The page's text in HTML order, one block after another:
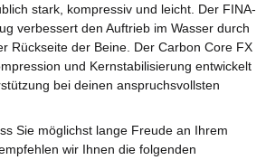
stark, kompressiv und leicht. Der FINA-
verbessert den Auftrieb im Wasser durch
Rückseite der Beine. Der Carbon Core FX
und Kernstabilisierung entwickelt
bei deinen anspruchsvollsten
Sie möglichst lange Freude an Ihrem
wir Ihnen die folgenden